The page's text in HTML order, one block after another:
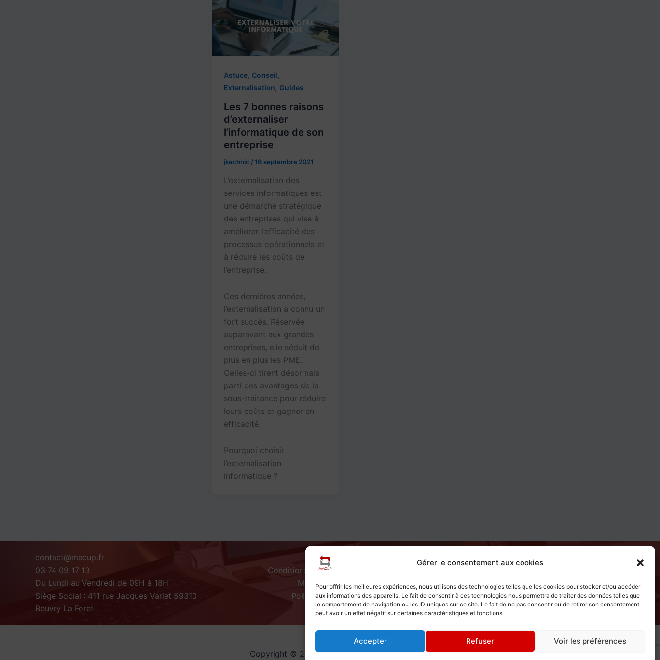
Gérer le consentement aux cookies
Pour offrir les meilleures expériences, nous utilisons des technologies telles que les cookies pour stocker et/ou accéder
aux informations des appareils. Le fait de consentir à ces technologies nous permettra de traiter des données telles que
le comportement de navigation ou les ID uniques sur ce site. Le fait de ne pas consentir ou de retirer son consentement
peut avoir un effet négatif sur certaines caractéristiques et fonctions.
Accepter Refuser Voir les préférences
Astuce, Conseil,
Externalisation, Guides
Les 7 bonnes raisons
d’externaliser
l’informatique de son
entreprise
jkachnic / 16 septembre 2021
L’externalisation des
services informatiques est
une démarche stratégique
des entreprises qui vise à
améliorer l’efficacité des
processus opérationnels et
à réduire les coûts de
l’entreprise.
Ces dernières années,
l’externalisation a connu un
fort succès. Réservée
auparavant aux grandes
entreprises, elle séduit de
plus en plus les PME.
Celles-ci tirent désormais
parti des avantages de la
sous-traitance pour réduire
leurs coûts et gagner en
efficacité.
Pourquoi choisir
l’externalisation
informatique ?
contact@macup.fr
03 74 09 17 13
Du Lundi au Vendredi de 09H à 18H
Siège Social : 411 rue Jacques Varlet 59310
Beuvry La Foret
A Propos
Conditions Générales d'utilisation
Mentions Légales
Politique de Cookies
Accueil
Articles
Foire Aux Questions
Copyright © 2026 Macup | Fait par Macup